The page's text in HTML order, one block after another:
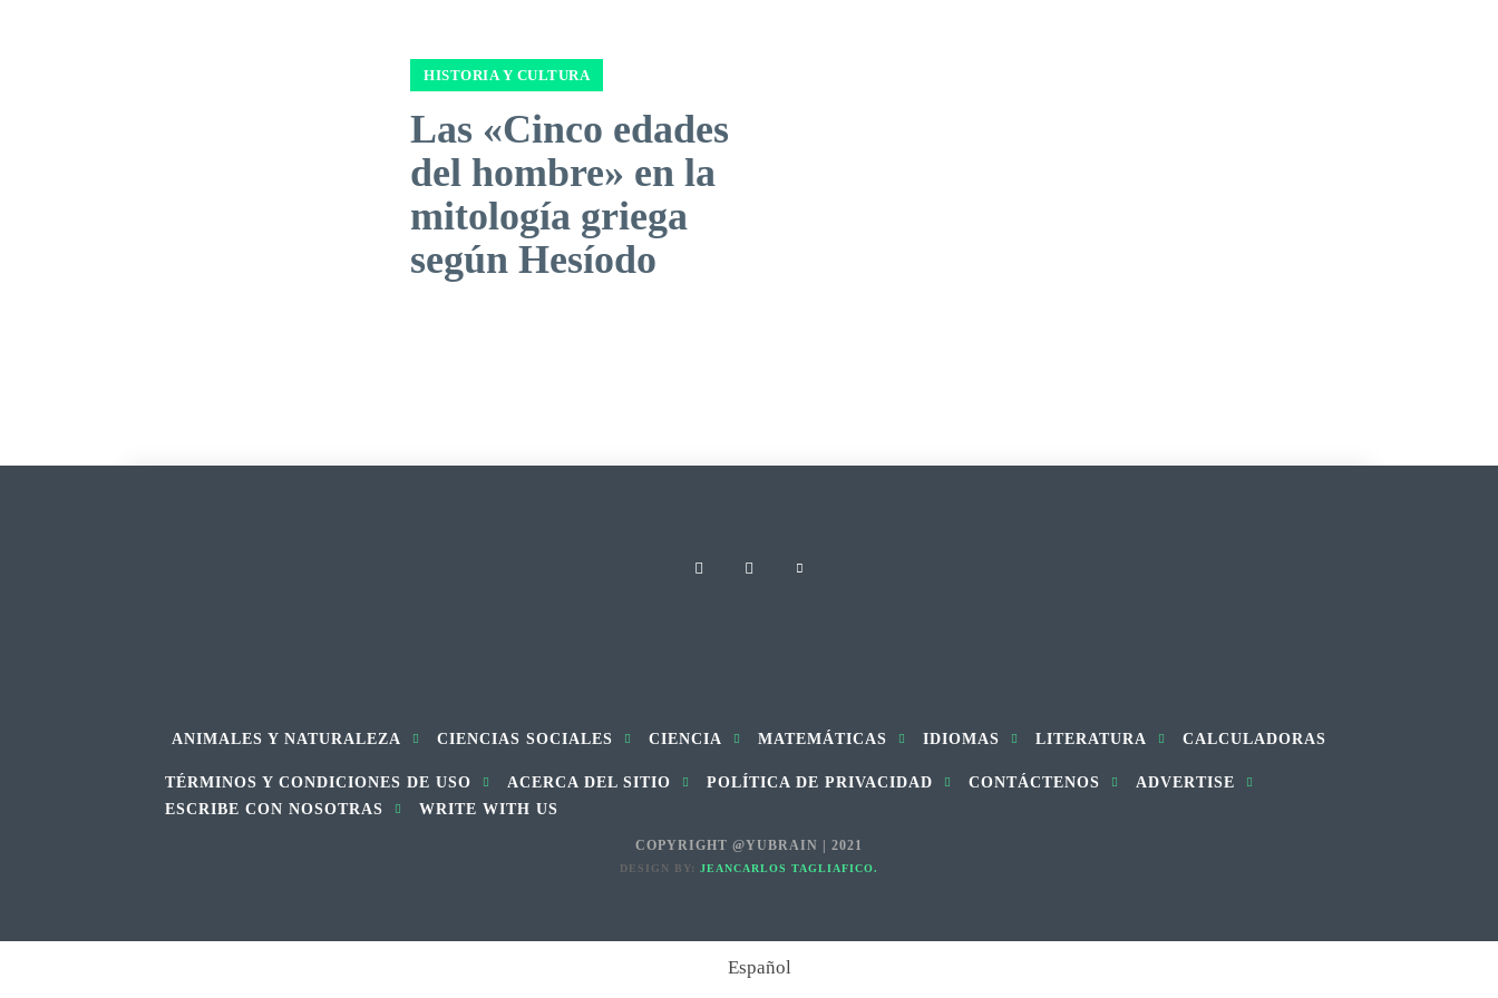
HISTORIA Y CULTURA
Las «Cinco edades
del hombre» en la
mitología griega
según Hesíodo
ANIMALES Y NATURALEZA CIENCIAS SOCIALES CIENCIA MATEMÁTICAS IDIOMAS LITERATURA CALCULADORAS
TÉRMINOS Y CONDICIONES DE USO ACERCA DEL SITIO POLÍTICA DE PRIVACIDAD CONTÁCTENOS
ADVERTISE
ESCRIBE CON NOSOTRAS
WRITE WITH US
COPYRIGHT @YUBRAIN | 2021
DESIGN BY: JEANCARLOS TAGLIAFICO.
Español